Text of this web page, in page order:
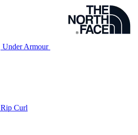
Under Armour
Rip Curl